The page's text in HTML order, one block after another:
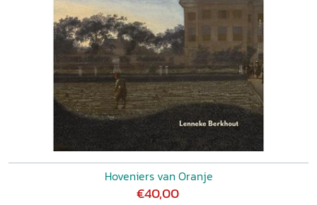
Hoveniers van Oranje
€40,00